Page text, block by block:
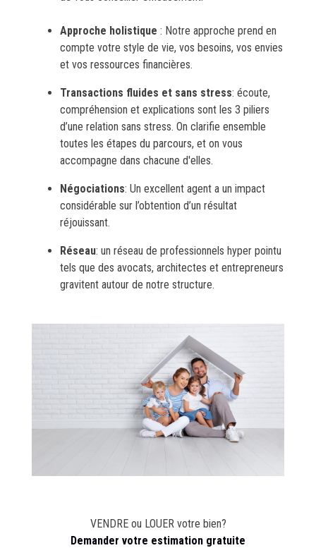
Approche holistique : Notre approche prend en
compte votre style de vie, vos besoins, vos envies
et vos ressources financières.
Transactions fluides et sans stress: écoute,
compréhension et explications sont les 3 piliers
d’une relation sans stress. On clarifie ensemble
toutes les étapes du parcours, et on vous
accompagne dans chacune d'elles.
Négociations: Un excellent agent a un impact
considérable sur l’obtention d’un résultat
réjouissant.
Réseau: un réseau de professionnels hyper pointu
tels que des avocats, architectes et entrepreneurs
gravitent autour de notre structure.
VENDRE ou LOUER votre bien?
Demander votre estimation gratuite